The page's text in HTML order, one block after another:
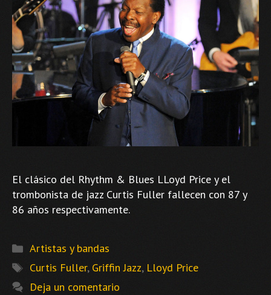
El clásico del Rhythm & Blues LLoyd Price y el
trombonista de jazz Curtis Fuller fallecen con 87 y
86 años respectivamente.
Categorías
Artistas y bandas
Etiquetas
Curtis Fuller, Griffin Jazz, Lloyd Price
Deja un comentario